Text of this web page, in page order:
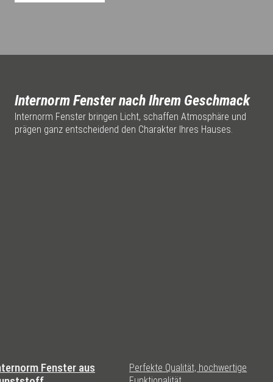
Internorm Fenster nach Ihrem Geschmack
Internorm Fenster bringen Licht, schaffen Atmosphäre und
prägen ganz entscheidend den Charakter Ihres Hauses.
Fenster aus
Perfekte Qualität, hochwertige